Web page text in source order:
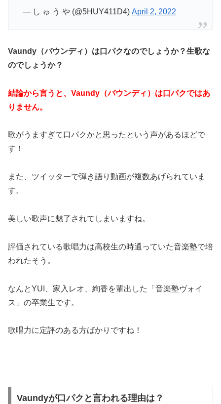
— し ゅ う や (@5HUY411D4) April 2, 2022
Vaundy（バウンディ）は口パクなのでしょうか？生歌な
のでしょうか？
結論から言うと、Vaundy（バウンディ）は口パクではあ
りません。
歌がうますぎて口パクかと思ったという声があるほどで
す！
また、ツイッターで弾き語り動画が複数あげられていま
す。
美しい歌声に魅了されてしまいますね。
評価されている歌唱力は高校生の時通っていた音楽塾で培
われたそう。
なんとYUI、家入レオ、絢香を輩出した「音楽塾ヴォイ
ス」の卒業生です。
歌唱力に定評のある方ばかりですね！
Vaundyが口パクと言われる理由は？